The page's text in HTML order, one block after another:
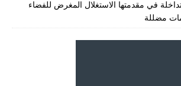
في مقدمتها الاستغلال المغرض للفضاء
مضللة